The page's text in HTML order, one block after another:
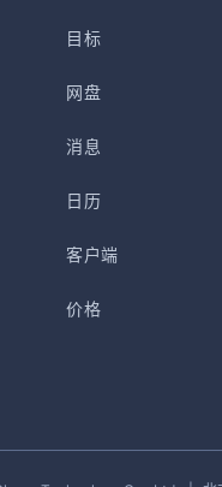
目标
网盘
消息
日历
客户端
价格